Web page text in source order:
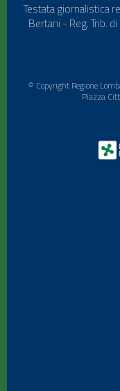
Testata giornalistica
Bertani - Reg. Trib.
© Copyright Regione
Piazza